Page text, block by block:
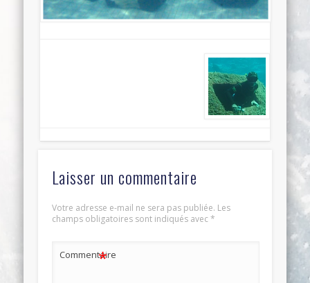
Laisser un commentaire
Votre adresse e-mail ne sera pas publiée. Les
champs obligatoires sont indiqués avec*
Commentaire
*